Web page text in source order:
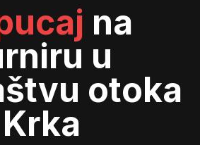
na
u
otoka
Krka